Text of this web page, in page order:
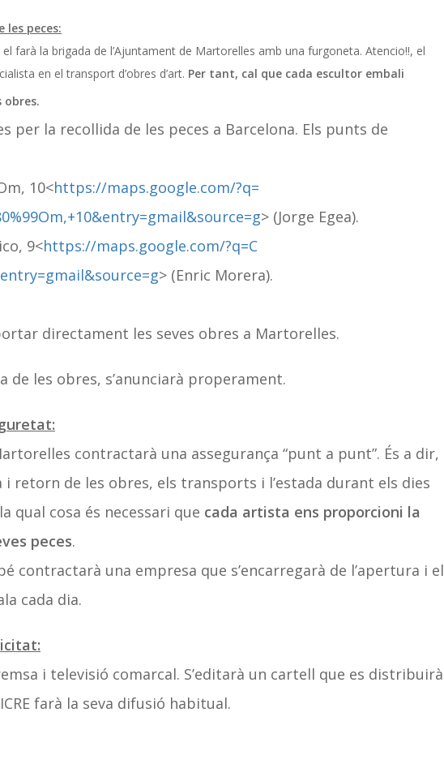
les peces:
farà la brigada de l’Ajuntament de Martorelles amb una furgoneta. Atencio!!, el
en el transport d’obres d’art. Per tant, cal que cada escultor embali
obres.
per la recollida de les peces a Barcelona. Els punts de
10<https://maps.google.com/?q=
ry=gmail&source=g> (Jorge Egea).
9<https://maps.google.com/?q=C
ource=g> (Enric Morera).
directament les seves obres a Martorelles.
de les obres, s’anunciarà properament.
contractarà una assegurança “punt a punt”. És a dir,
retorn de les obres, els transports i l’estada durant els dies
qual cosa és necessari que cada artista ens proporcioni la
peces.
contractarà una empresa que s’encarregarà de l’apertura i el
cada dia.
i televisió comarcal. S’editarà un cartell que es distribuirà
farà la seva difusió habitual.